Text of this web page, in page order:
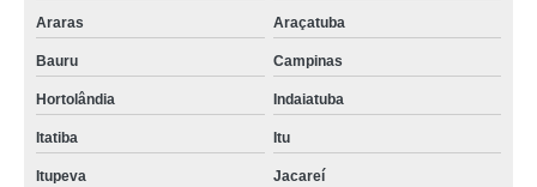
Araras Araçatuba
Bauru Campinas
Hortolândia Indaiatuba
Itatiba Itu
Itupeva Jacareí